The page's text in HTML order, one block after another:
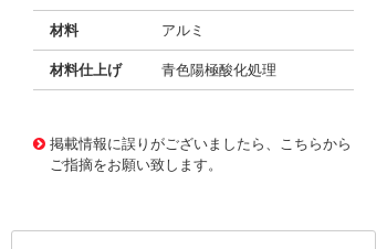
材料 アルミ
材料仕上げ 青色陽極酸化処理
掲載情報に誤りがございましたら、こちらから
ご指摘をお願い致します。